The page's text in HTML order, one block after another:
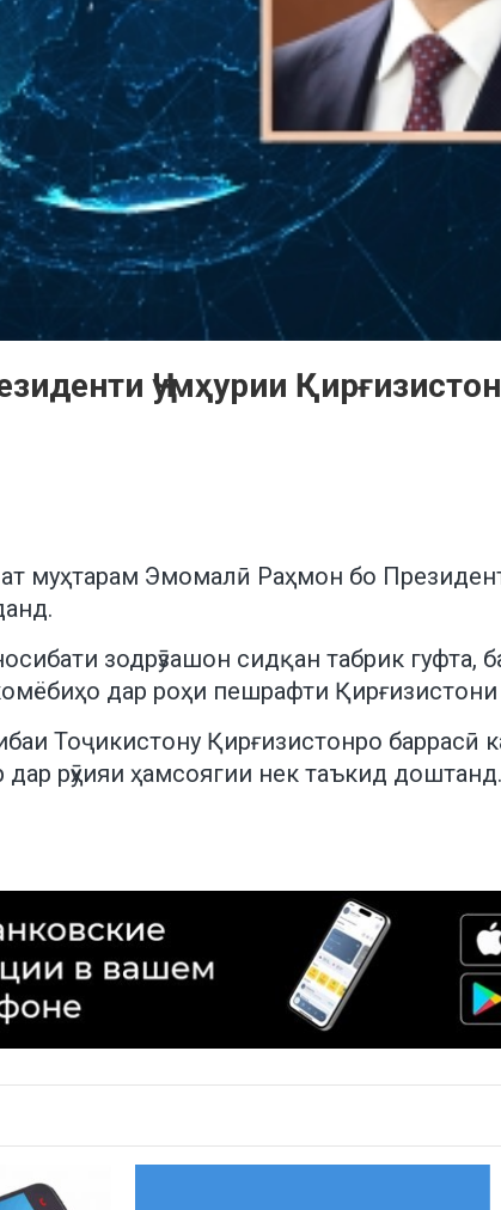
Ҷумҳурии
муҳтарам Эмомалӣ Раҳмон бо
зодрӯзашон сидқан табрик гуфта,
дар роҳи пешрафти Қирғизистони
Тоҷикистону Қирғизистонро баррасӣ
рӯҳияи ҳамсоягии нек таъкид доштанд.